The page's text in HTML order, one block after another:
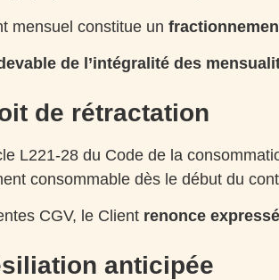
mensuel constitue un
de l’intégralité des
de rétractation
L221-28 du Code de la
consommable dès le début du
CGV, le Client renonce
anticipée